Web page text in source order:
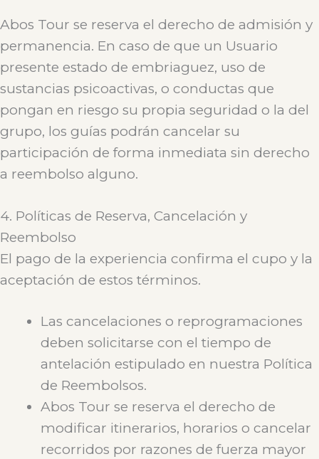
Abos Tour se reserva el derecho de admisión y
permanencia. En caso de que un Usuario
presente estado de embriaguez, uso de
sustancias psicoactivas, o conductas que
pongan en riesgo su propia seguridad o la del
grupo, los guías podrán cancelar su
participación de forma inmediata sin derecho
a reembolso alguno.
4. Políticas de Reserva, Cancelación y
Reembolso
El pago de la experiencia confirma el cupo y la
aceptación de estos términos.
Las cancelaciones o reprogramaciones
deben solicitarse con el tiempo de
antelación estipulado en nuestra Política
de Reembolsos.
Abos Tour se reserva el derecho de
modificar itinerarios, horarios o cancelar
recorridos por razones de fuerza mayor